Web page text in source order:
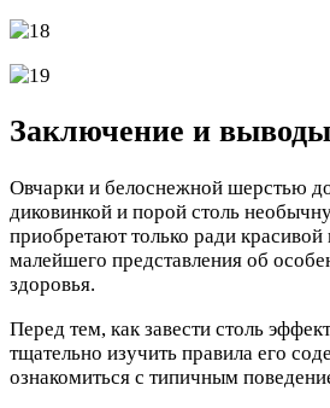
Заключение и выводы
Овчарки и белоснежной шерстью
диковинкой и порой столь
приобретают только ради
малейшего представления об
здоровья.
Перед тем, как завести столь
тщательно изучить правила его
ознакомиться с типичным